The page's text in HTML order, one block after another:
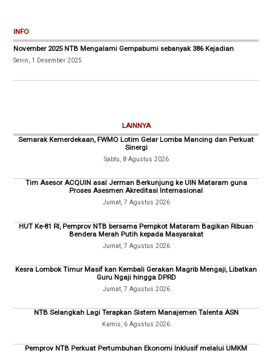
INFO
November 2025 NTB Mengalami Gempabumi sebanyak 386 Kejadian
Senin, 1 Desember 2025
LAINNYA
Semarak Kemerdekaan, FWMO Lotim Gelar Lomba Mancing dan Perkuat
Sinergi
Sabtu, 8 Agustus 2026
Tim Asesor ACQUIN asal Jerman Berkunjung ke UIN Mataram guna
Proses Asesmen Akreditasi Internasional
Jumat, 7 Agustus 2026
HUT Ke-81 RI, Pemprov NTB bersama Pempkot Mataram Bagikan Ribuan
Bendera Merah Putih kepada Masyarakat
Jumat, 7 Agustus 2026
Kesra Lombok Timur Masif kan Kembali Gerakan Magrib Mengaji, Libatkan
Guru Ngaji hingga DPRD
Jumat, 7 Agustus 2026
NTB Selangkah Lagi Terapkan Sistem Manajemen Talenta ASN
Kamis, 6 Agustus 2026
Pemprov NTB Perkuat Pertumbuhan Ekonomi Inklusif melalui UMKM